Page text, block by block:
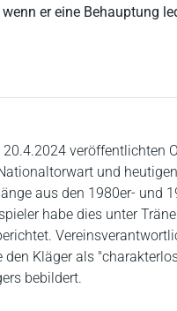
er eine Behauptung
veröffentlichten
und
aus den 1980er- und
habe dies unter
Kläger als
bebildert.